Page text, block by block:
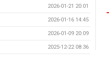
2026-01-21 20:01
2026-01-16 14:45
2026-01-09 20:09
2025-12-22 08:36